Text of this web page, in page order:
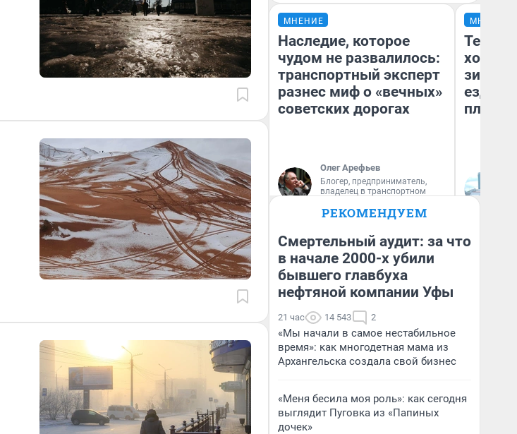
МНЕНИЕ
Наследие, которое
чудом не развалилось:
транспортный эксперт
разнес миф о «вечных»
советских дорогах
Олег Арефьев
Блогер, предприниматель,
владелец в транспортном
МНЕНИЕ
Тепло
зимой.
ездит
плюсы
РЕКОМЕНДУЕМ
Смертельный аудит: за что
в начале 2000-х убили
бывшего главбуха
нефтяной компании Уфы
21 час 14 543 2
«Мы начали в самое нестабильное
время»: как многодетная мама из
Архангельска создала свой бизнес
«Меня бесила моя роль»: как сегодня
выглядит Пуговка из «Папиных
дочек»